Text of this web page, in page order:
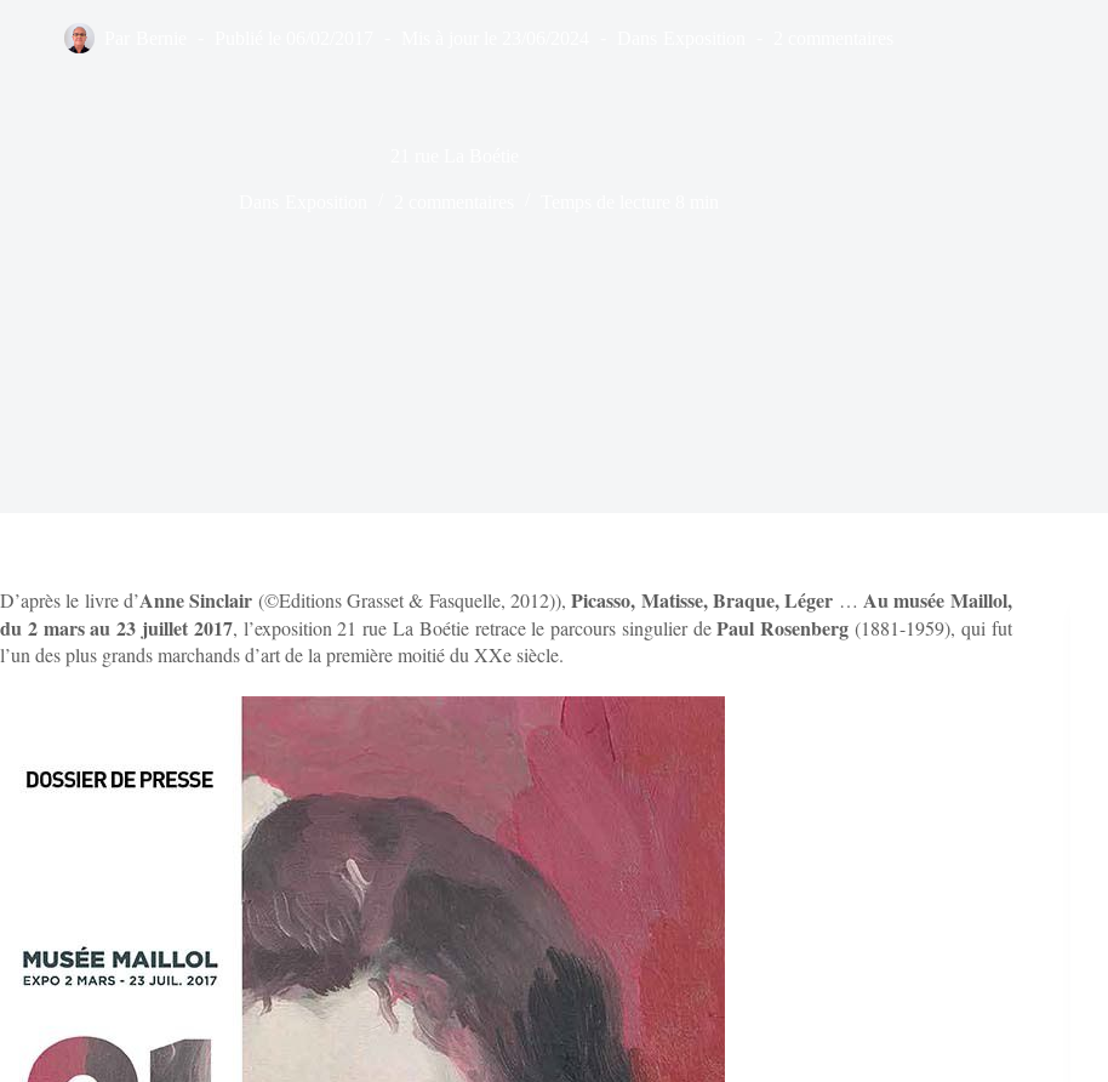
D’après le livre d’Anne Sinclair (©Editions Grasset & Fasquelle, 2012)),Picasso, Matisse, Braque, Léger … Au musée Maillol,
du 2 mars au 23 juillet 2017, l’exposition 21 rue La Boétie retrace le parcours singulier dePaul Rosenberg (1881-1959), qui fut
l’un des plus grands marchands d’art de la première moitié du XXe siècle.